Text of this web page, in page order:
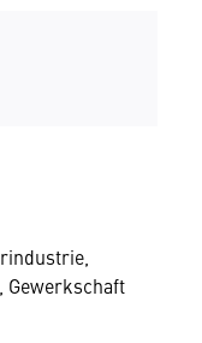
Gewerkschaft